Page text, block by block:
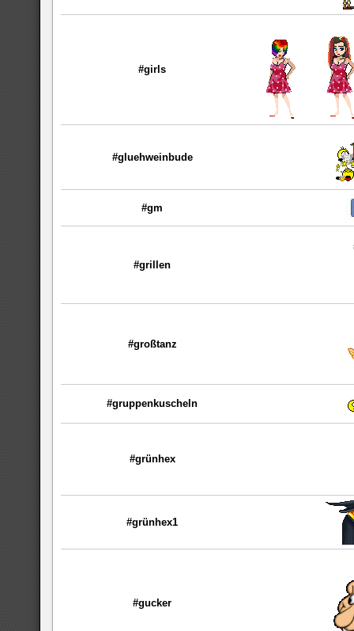
#girls
#gluehweinbude
#gm
#grillen
#großtanz
#gruppenkuscheln
#grünhex
#grünhex1
#gucker